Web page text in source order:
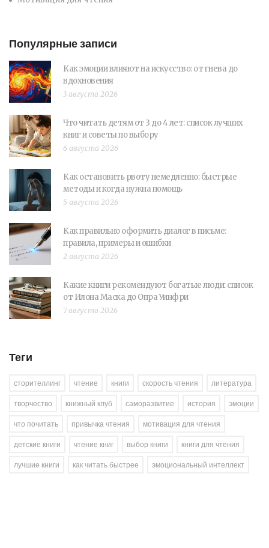
Популярные записи
Как эмоции влияют на искусство: от гнева до
вдохновения
3 августа 2026
Что читать детям от 3 до 4 лет: список лучших
книг и советы по выбору
6 августа 2026
Как остановить рвоту немедленно: быстрые
методы и когда нужна помощь
5 августа 2026
Как правильно оформить диалог в письме:
правила, примеры и ошибки
2 августа 2026
Какие книги рекомендуют богатые люди: список
от Илона Маска до Опра Уинфри
7 августа 2026
Теги
сторителлинг чтение книги скорость чтения
литература
творчество
книжный клуб саморазвитие история
эмоции
что почитать
привычка чтения
мотивация для чтения
детские книги
чтение книг выбор книги
книги для чтения
лучшие книги
как читать быстрее эмоциональный интеллект